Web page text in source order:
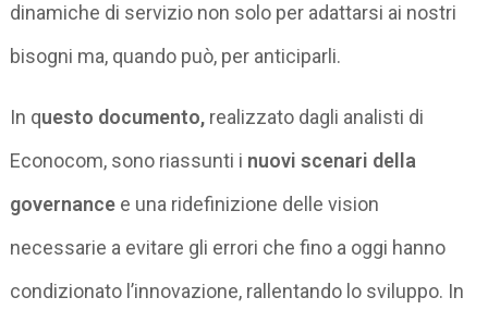
dinamiche di servizio non solo per adattarsi ai nostri
bisogni ma, quando può, per anticiparli.
In questo documento, realizzato dagli analisti di
Econocom, sono riassunti i nuovi scenari della
governance e una ridefinizione delle vision
necessarie a evitare gli errori che fino a oggi hanno
condizionato l’innovazione, rallentando lo sviluppo. In